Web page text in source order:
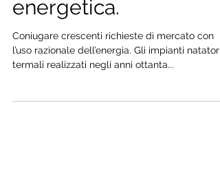
ed efficienza
energetica.
Coniugare crescenti richieste di mercato con
termali realizzati negli anni ottanta...